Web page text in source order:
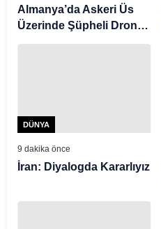
Almanya’da Askeri Üs
Üzerinde Şüpheli Drone
DÜNYA
9 dakika önce
İran: Diyalogda Kararlıyız